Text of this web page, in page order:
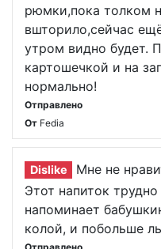
рюмки,пока толком
вшторило,сейчас
утром видно будет.
картошечкой и на
нормально!
Отправлено
От Fedia
Dislike
Мне не
Этот напиток
напоминает
колой, и побольше